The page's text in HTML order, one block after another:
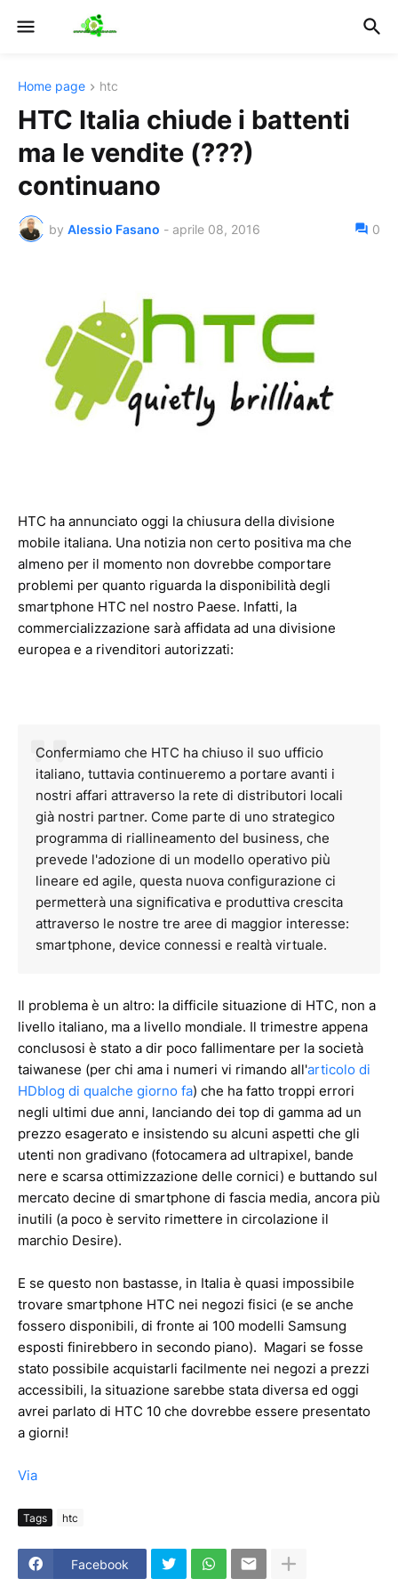
Home page htc
HTC Italia chiude i battenti
ma le vendite (???)
continuano
by Alessio Fasano - aprile 08, 2016 0
HTC ha annunciato oggi la chiusura della divisione
mobile italiana. Una notizia non certo positiva ma che
almeno per il momento non dovrebbe comportare
problemi per quanto riguarda la disponibilità degli
smartphone HTC nel nostro Paese. Infatti, la
commercializzazione sarà affidata ad una divisione
europea e a rivenditori autorizzati:
Confermiamo che HTC ha chiuso il suo ufficio
italiano, tuttavia continueremo a portare avanti i
nostri affari attraverso la rete di distributori locali
già nostri partner. Come parte di uno strategico
programma di riallineamento del business, che
prevede l'adozione di un modello operativo più
lineare ed agile, questa nuova configurazione ci
permetterà una significativa e produttiva crescita
attraverso le nostre tre aree di maggior interesse:
smartphone, device connessi e realtà virtuale.
Il problema è un altro: la difficile situazione di HTC, non a
livello italiano, ma a livello mondiale. Il trimestre appena
conclusosi è stato a dir poco fallimentare per la società
taiwanese (per chi ama i numeri vi rimando all'articolo di
HDblog di qualche giorno fa) che ha fatto troppi errori
negli ultimi due anni, lanciando dei top di gamma ad un
prezzo esagerato e insistendo su alcuni aspetti che gli
utenti non gradivano (fotocamera ad ultrapixel, bande
nere e scarsa ottimizzazione delle cornici) e buttando sul
mercato decine di smartphone di fascia media, ancora più
inutili (a poco è servito rimettere in circolazione il
marchio Desire).
E se questo non bastasse, in Italia è quasi impossibile
trovare smartphone HTC nei negozi fisici (e se anche
fossero disponibili, di fronte ai 100 modelli Samsung
esposti finirebbero in secondo piano). Magari se fosse
stato possibile acquistarli facilmente nei negozi a prezzi
accessibili, la situazione sarebbe stata diversa ed oggi
avrei parlato di HTC 10 che dovrebbe essere presentato
a giorni!
Via
Tags htc
Facebook